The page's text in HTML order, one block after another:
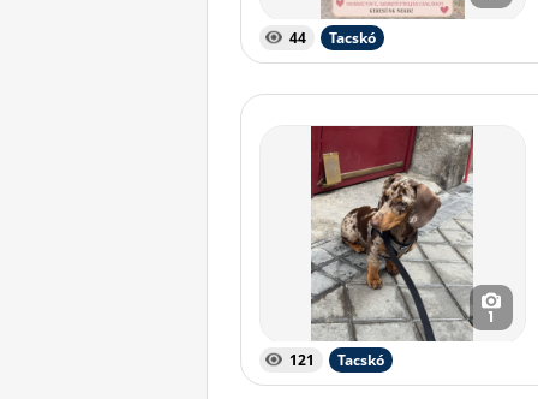
44 Tacskó
1
121 Tacskó